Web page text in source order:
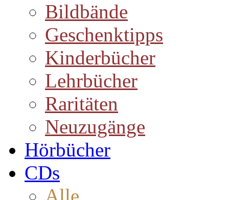
Bildbände
Geschenktipps
Kinderbücher
Lehrbücher
Raritäten
Neuzugänge
Hörbücher
CDs